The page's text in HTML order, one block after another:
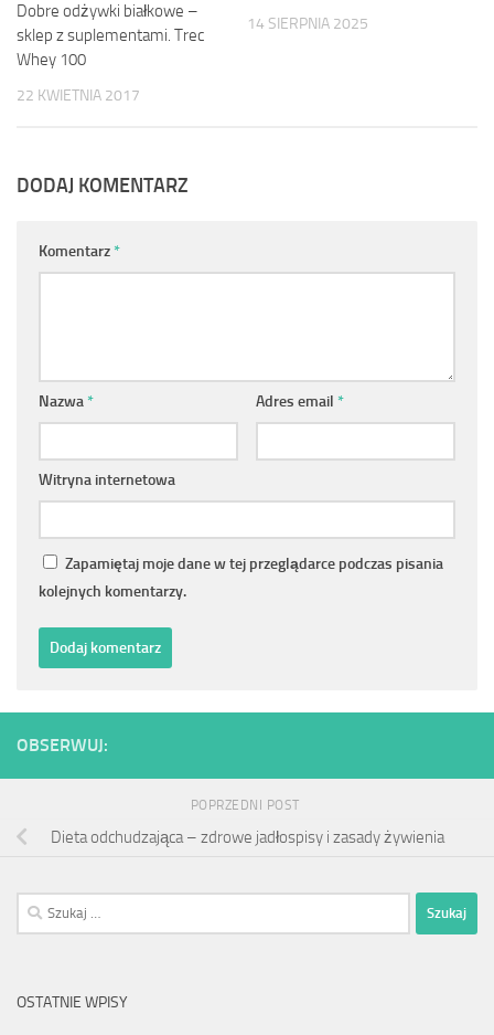
Dobre odżywki białkowe –
sklep z suplementami. Trec
Whey 100
22 KWIETNIA 2017
14 SIERPNIA 2025
DODAJ KOMENTARZ
Komentarz*
Nazwa* Adres email *
Witryna internetowa
Zapamiętaj moje dane w tej przeglądarce podczas pisania
kolejnych komentarzy.
OBSERWUJ:
POPRZEDNI POST
Dieta odchudzająca – zdrowe jadłospisy i zasady żywienia
Szukaj:
OSTATNIE WPISY